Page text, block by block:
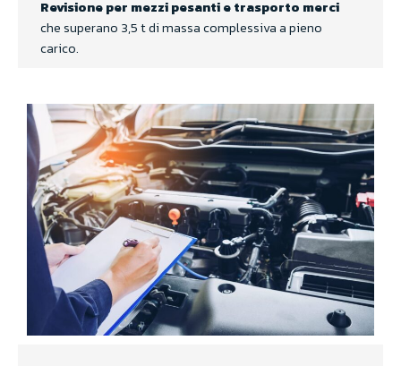
Revisione per mezzi pesanti e trasporto merci
che superano 3,5 t di massa complessiva a pieno
carico.